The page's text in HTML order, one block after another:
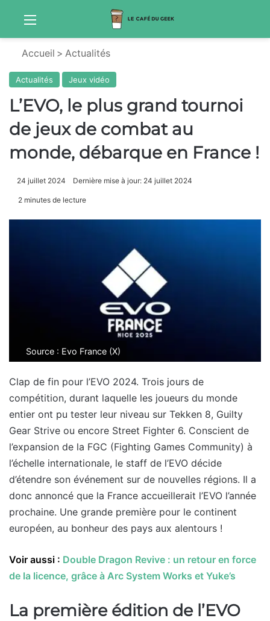
Menu
Accueil > Actualités
Actualités Jeux vidéo
L’EVO, le plus grand tournoi
de jeux de combat au
monde, débarque en France !
24 juillet 2024 Dernière mise à jour: 24 juillet 2024
2 minutes de lecture
Source : Evo France (X)
Clap de fin pour l’EVO 2024. Trois jours de
compétition, durant laquelle les joueurs du monde
entier ont pu tester leur niveau sur Tekken 8, Guilty
Gear Strive ou encore Street Fighter 6. Conscient de
l’expansion de la FGC (Fighting Games Community) à
l’échelle internationale, le staff de l’EVO décide
d’étendre son événement sur de nouvelles régions. Il a
donc annoncé que la France accueillerait l’EVO l’année
prochaine. Une grande première pour le continent
européen, au bonheur des pays aux alentours !
Voir aussi : Double Dragon Revive : un retour en force
de la licence, grâce à Arc System Works et Yuke’s
La première édition de l’EVO